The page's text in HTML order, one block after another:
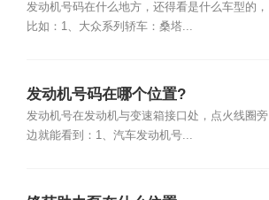
发动机号码在什么地方，还得看是什么车型的，
比如：1、大众系列轿车：桑塔...
发动机号码在哪个位置?
发动机号在发动机与变速箱接口处，点火线圈旁
边就能看到：1、汽车发动机号...